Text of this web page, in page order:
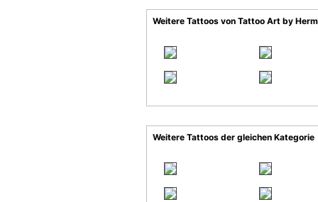
Weitere Tattoos von Tattoo Art by Herm
Weitere Tattoos der gleichen Kategorie